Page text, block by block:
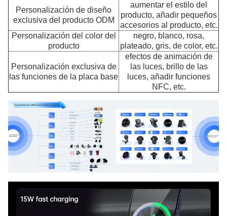
Personalización de diseño
exclusiva del producto ODM
aumentar el estilo del
producto, añadir pequeños
accesorios al producto, etc.
Personalización del color del
producto
negro, blanco, rosa,
plateado, gris, de color, etc.
Personalización exclusiva de
las funciones de la placa base
efectos de animación de
las luces, brillo de las
luces, añadir funciones
NFC, etc.